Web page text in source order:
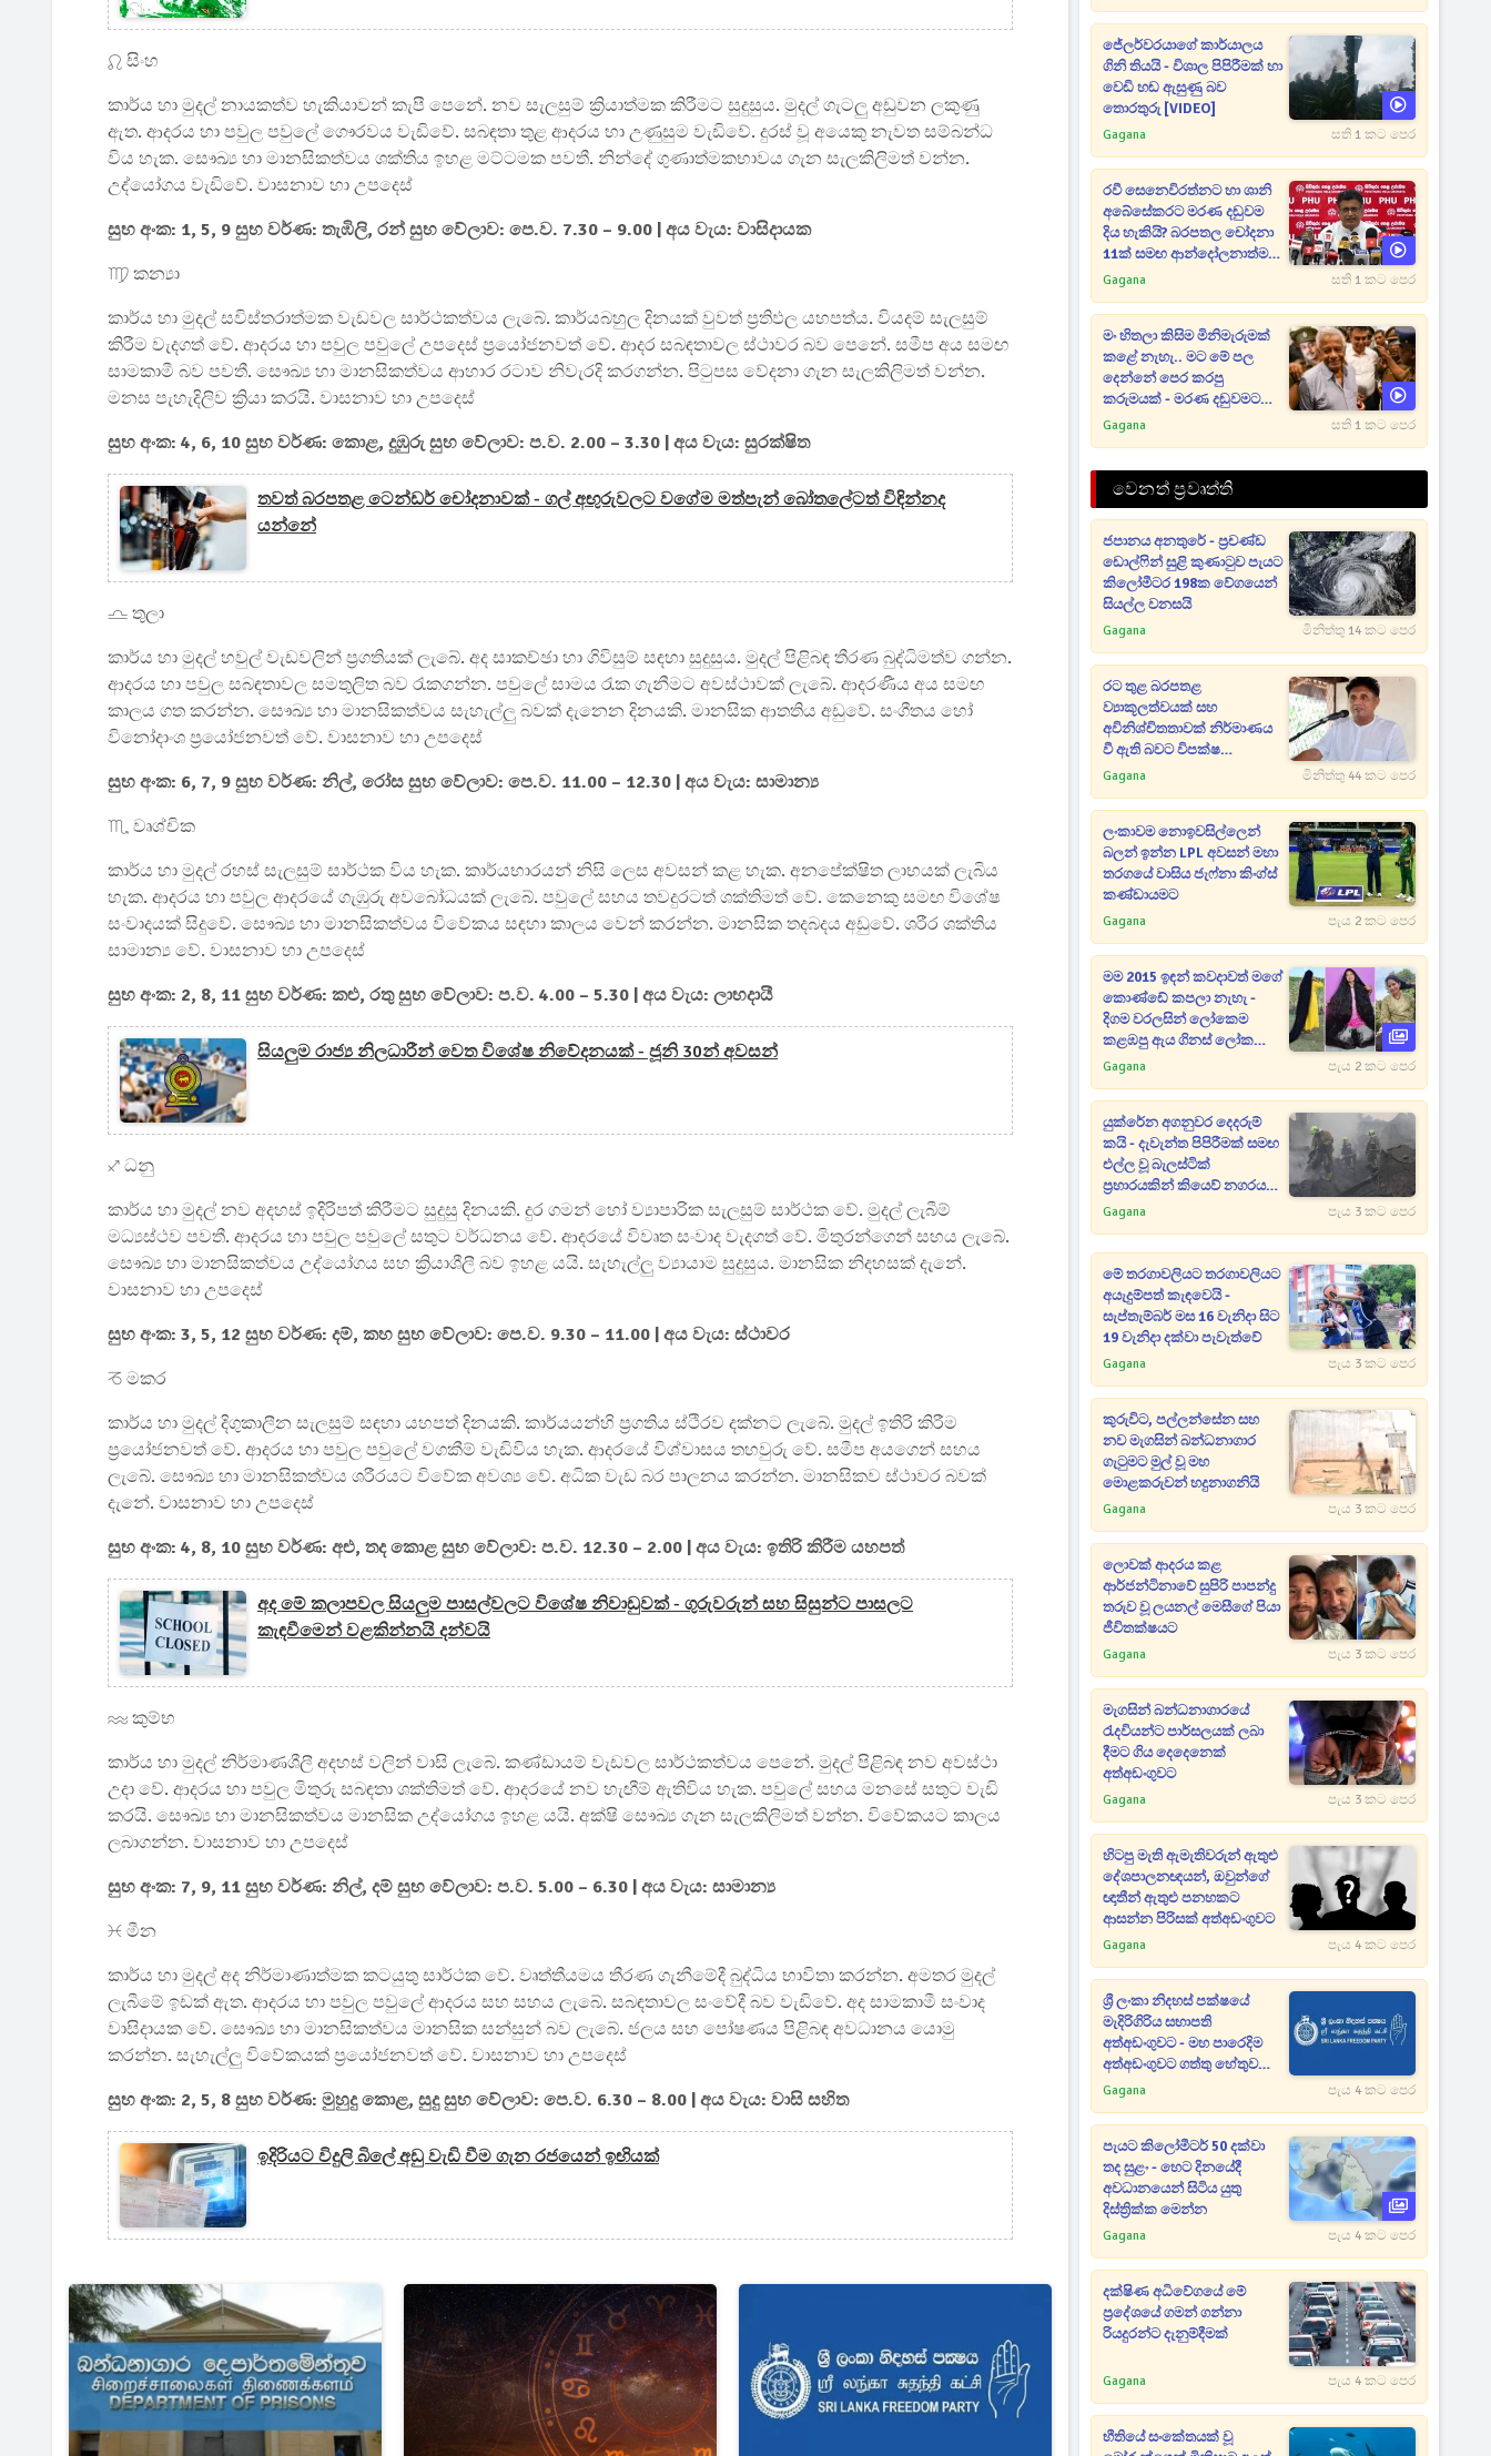
♌ සිංහ
කාර්ය හා මුදල් නායකත්ව හැකියාවන් කැපී පෙනේ. නව සැලසුම් ක්‍රියාත්මක කිරීමට සුදුසුය. මුදල් ගැටලු අඩුවන ලකුණු
ඇත. ආදරය හා පවුල පවුලේ ගෞරවය වැඩිවේ. සබඳතා තුළ ආදරය හා උණුසුම වැඩිවේ. දුරස් වූ අයෙකු නැවත සම්බන්ධ
විය හැක. සෞඛ්‍ය හා මානසිකත්වය ශක්තිය ඉහළ මට්ටමක පවතී. නින්දේ ගුණාත්මකභාවය ගැන සැලකිලිමත් වන්න.
උද්යෝගය වැඩිවේ. වාසනාව හා උපදෙස්
සුභ අංක: 1, 5, 9 සුභ වර්ණ: තැඹිලි, රන් සුභ වේලාව: පෙ.ව. 7.30 – 9.00 | අය වැය: වාසිදායක
♍ කන්‍යා
කාර්ය හා මුදල් සවිස්තරාත්මක වැඩවල සාර්ථකත්වය ලැබේ. කාර්යබහුල දිනයක් වුවත් ප්‍රතිඵල යහපත්ය. වියදම් සැලසුම්
කිරීම වැදගත් වේ. ආදරය හා පවුල පවුලේ උපදෙස් ප්‍රයෝජනවත් වේ. ආදර සබඳතාවල ස්ථාවර බව පෙනේ. සමීප අය සමඟ
සාමකාමී බව පවතී. සෞඛ්‍ය හා මානසිකත්වය ආහාර රටාව නිවැරදි කරගන්න. පිටුපස වේදනා ගැන සැලකිලිමත් වන්න.
මනස පැහැදිලිව ක්‍රියා කරයි. වාසනාව හා උපදෙස්
සුභ අංක: 4, 6, 10 සුභ වර්ණ: කොළ, දුඹුරු සුභ වේලාව: ප.ව. 2.00 – 3.30 | අය වැය: සුරක්ෂිත
තවත් බරපතළ ටෙන්ඩර් චෝදනාවක් - ගල් අඟුරුවලට වගේම මත්පැන් බෝතලේටත් විඳින්නද
යන්නේ
♎ තුලා
කාර්ය හා මුදල් හවුල් වැඩවලින් ප්‍රගතියක් ලැබේ. අද සාකච්ඡා හා ගිවිසුම් සඳහා සුදුසුය. මුදල් පිළිබඳ තීරණ බුද්ධිමත්ව ගන්න.
ආදරය හා පවුල සබඳතාවල සමතුලිත බව රැකගන්න. පවුලේ සාමය රැක ගැනීමට අවස්ථාවක් ලැබේ. ආදරණීය අය සමඟ
කාලය ගත කරන්න. සෞඛ්‍ය හා මානසිකත්වය සැහැල්ලු බවක් දැනෙන දිනයකි. මානසික ආතතිය අඩුවේ. සංගීතය හෝ
විනෝදාංශ ප්‍රයෝජනවත් වේ. වාසනාව හා උපදෙස්
සුභ අංක: 6, 7, 9 සුභ වර්ණ: නිල්, රෝස සුභ වේලාව: පෙ.ව. 11.00 – 12.30 | අය වැය: සාමාන්‍ය
♏ වෘශ්චික
කාර්ය හා මුදල් රහස් සැලසුම් සාර්ථක විය හැක. කාර්යභාරයන් නිසි ලෙස අවසන් කළ හැක. අනපේක්ෂිත ලාභයක් ලැබිය
හැක. ආදරය හා පවුල ආදරයේ ගැඹුරු අවබෝධයක් ලැබේ. පවුලේ සහය තවදුරටත් ශක්තිමත් වේ. කෙනෙකු සමඟ විශේෂ
සංවාදයක් සිදුවේ. සෞඛ්‍ය හා මානසිකත්වය විවේකය සඳහා කාලය වෙන් කරන්න. මානසික තදබදය අඩුවේ. ශරීර ශක්තිය
සාමාන්‍ය වේ. වාසනාව හා උපදෙස්
සුභ අංක: 2, 8, 11 සුභ වර්ණ: කළු, රතු සුභ වේලාව: ප.ව. 4.00 – 5.30 | අය වැය: ලාභදායී
සියලුම රාජ්‍ය නිලධාරීන් වෙත විශේෂ නිවේදනයක් - ජූනි 30න් අවසන්
♐ ධනු
කාර්ය හා මුදල් නව අදහස් ඉදිරිපත් කිරීමට සුදුසු දිනයකි. දුර ගමන් හෝ ව්‍යාපාරික සැලසුම් සාර්ථක වේ. මුදල් ලැබීම්
මධ්‍යස්ථව පවතී. ආදරය හා පවුල පවුලේ සතුට වර්ධනය වේ. ආදරයේ විවෘත සංවාද වැදගත් වේ. මිතුරන්ගෙන් සහය ලැබේ.
සෞඛ්‍ය හා මානසිකත්වය උද්යෝගය සහ ක්‍රියාශීලී බව ඉහළ යයි. සැහැල්ලු ව්‍යායාම සුදුසුය. මානසික නිදහසක් දැනේ.
වාසනාව හා උපදෙස්
සුභ අංක: 3, 5, 12 සුභ වර්ණ: දම්, කහ සුභ වේලාව: පෙ.ව. 9.30 – 11.00 | අය වැය: ස්ථාවර
♑ මකර
කාර්ය හා මුදල් දිගුකාලීන සැලසුම් සඳහා යහපත් දිනයකි. කාර්යයන්හි ප්‍රගතිය ස්ථිරව දක්නට ලැබේ. මුදල් ඉතිරි කිරීම
ප්‍රයෝජනවත් වේ. ආදරය හා පවුල පවුලේ වගකීම් වැඩිවිය හැක. ආදරයේ විශ්වාසය තහවුරු වේ. සමීප අයගෙන් සහය
ලැබේ. සෞඛ්‍ය හා මානසිකත්වය ශරීරයට විවේක අවශ්‍ය වේ. අධික වැඩ බර පාලනය කරන්න. මානසිකව ස්ථාවර බවක්
දැනේ. වාසනාව හා උපදෙස්
සුභ අංක: 4, 8, 10 සුභ වර්ණ: අළු, තද කොළ සුභ වේලාව: ප.ව. 12.30 – 2.00 | අය වැය: ඉතිරි කිරීම යහපත්
අද මේ කලාපවල සියලුම පාසල්වලට විශේෂ නිවාඩුවක් - ගුරුවරුන් සහ සිසුන්ට පාසලට
කැඳවීමෙන් වළකින්නයි දන්වයි
♒ කුම්භ
කාර්ය හා මුදල් නිර්මාණශීලී අදහස් වලින් වාසි ලැබේ. කණ්ඩායම් වැඩවල සාර්ථකත්වය පෙනේ. මුදල් පිළිබඳ නව අවස්ථා
උදා වේ. ආදරය හා පවුල මිතුරු සබඳතා ශක්තිමත් වේ. ආදරයේ නව හැඟීම් ඇතිවිය හැක. පවුලේ සහය මනසේ සතුට වැඩි
කරයි. සෞඛ්‍ය හා මානසිකත්වය මානසික උද්යෝගය ඉහළ යයි. අක්ෂි සෞඛ්‍ය ගැන සැලකිලිමත් වන්න. විවේකයට කාලය
ලබාගන්න. වාසනාව හා උපදෙස්
සුභ අංක: 7, 9, 11 සුභ වර්ණ: නිල්, දම් සුභ වේලාව: ප.ව. 5.00 – 6.30 | අය වැය: සාමාන්‍ය
♓ මීන
කාර්ය හා මුදල් අද නිර්මාණාත්මක කටයුතු සාර්ථක වේ. වෘත්තීයමය තීරණ ගැනීමේදී බුද්ධිය භාවිතා කරන්න. අමතර මුදල්
ලැබීමේ ඉඩක් ඇත. ආදරය හා පවුල පවුලේ ආදරය සහ සහය ලැබේ. සබඳතාවල සංවේදී බව වැඩිවේ. අද සාමකාමී සංවාද
වාසිදායක වේ. සෞඛ්‍ය හා මානසිකත්වය මානසික සන්සුන් බව ලැබේ. ජලය සහ පෝෂණය පිළිබඳ අවධානය යොමු
කරන්න. සැහැල්ලු විවේකයක් ප්‍රයෝජනවත් වේ. වාසනාව හා උපදෙස්
සුභ අංක: 2, 5, 8 සුභ වර්ණ: මුහුදු කොළ, සුදු සුභ වේලාව: පෙ.ව. 6.30 – 8.00 | අය වැය: වාසි සහිත
ඉදිරියට විදුලි බිලේ අඩු වැඩි වීම ගැන රජයෙන් ඉඟියක්
ජේලර්වරයාගේ කාර්යාලය
ගිනි තියයි - විශාල පිපිරීමක් හා
වෙඩි හඬ ඇසුණු බව
තොරතුරු [VIDEO]
Gagana සති 1 කට පෙර
රවී සෙනෙවිරත්නට හා ශානි
අබේසේකරට මරණ දඬුවම
දිය හැකියි? බරපතල චෝදනා
11ක් සමඟ ආන්දෝලනාත්මක
ප්‍රකාශයක් [VIDEO]
Gagana සති 1 කට පෙර
මං හිතලා කිසිම මිනිමැරුමක්
කළේ නැහැ.. මට මේ පල
දෙන්නේ පෙර කරපු
කරුමයක් - මරණ දඬුවමට
කළින් කට ඇරපු පූජිත් හඬා
Gagana සති 1 කට පෙර
වෙනත් ප්‍රවෘත්ති
ජපානය අනතුරේ - ප්‍රචණ්ඩ
ඩොල්ෆින් සුළි කුණාටුව පැයට
කිලෝමීටර 198ක වේගයෙන්
සියල්ල වනසයි
Gagana මිනිත්තු 14 කට පෙර
රට තුළ බරපතළ
ව්‍යාකූලත්වයක් සහ
අවිනිශ්චිතතාවක් නිර්මාණය
වී ඇති බවට විපක්ෂ
නායකගෙන් හඬක්
Gagana මිනිත්තු 44 කට පෙර
ලංකාවම නොඉවසිල්ලෙන්
බලන් ඉන්න LPL අවසන් මහා
තරගයේ වාසිය ජැෆ්නා කිංග්ස්
කණ්ඩායමට
Gagana පැය 2 කට පෙර
මම 2015 ඉඳන් කවදාවත් මගේ
කොණ්ඩේ කපලා නැහැ -
දිගම වරලසින් ලෝකෙම
කළඹපු ඇය ගිනස් ලෝක
වාර්තා අතරට [PHOTOS]
Gagana පැය 2 කට පෙර
යුක්රේන අගනුවර දෙදරුම්
කයි - දැවැන්ත පිපිරීමක් සමඟ
එල්ල වූ බැලස්ටික්
ප්‍රහාරයකින් කියෙව් නගරය
කැළඹෙයි
Gagana පැය 3 කට පෙර
මේ තරගාවලියට තරගාවලියට
අයැදුම්පත් කැඳවෙයි -
සැප්තැම්බර් මස 16 වැනිදා සිට
19 වැනිදා දක්වා පැවැත්වේ
Gagana පැය 3 කට පෙර
කුරුවිට, පල්ලන්සේන සහ
නව මැගසින් බන්ධනාගාර
ගැටුමට මුල් වූ මහ
මොළකරුවන් හදුනාගනියි
Gagana පැය 3 කට පෙර
ලොවක් ආදරය කළ
ආර්ජන්ටිනාවේ සුපිරි පාපන්දු
තරුව වූ ලයනල් මෙසීගේ පියා
ජීවිතක්ෂයට
Gagana පැය 3 කට පෙර
මැගසින් බන්ධනාගාරයේ
රැදවියන්ට පාර්සලයක් ලබා
දීමට ගිය දෙදෙනෙක්
අත්අඩංගුවට
Gagana පැය 3 කට පෙර
හිටපු මැති ඇමැතිවරුන් ඇතුළු
දේශපාලනඥයන්, ඔවුන්ගේ
ඥාතීන් ඇතුළු පනහකට
ආසන්න පිරිසක් අත්අඩංගුවට
Gagana පැය 4 කට පෙර
ශ්‍රී ලංකා නිදහස් පක්ෂයේ
මැදිරිගිරිය සභාපති
අත්අඩංගුවට - මහ පාරෙදිම
අත්අඩංගුවට ගත්තු හේතුව
මෙන්න
Gagana පැය 4 කට පෙර
පැයට කිලෝමීටර් 50 දක්වා
තද සුළං - හෙට දිනයේදී
අවධානයෙන් සිටිය යුතු
දිස්ත්‍රික්ක මෙන්න
Gagana පැය 4 කට පෙර
දක්ෂිණ අධිවේගයේ මේ
ප්‍රදේශයේ ගමන් ගන්නා
රියදුරන්ට දැනුම්දීමක්
Gagana පැය 4 කට පෙර
භීතියේ සංකේතයක් වූ